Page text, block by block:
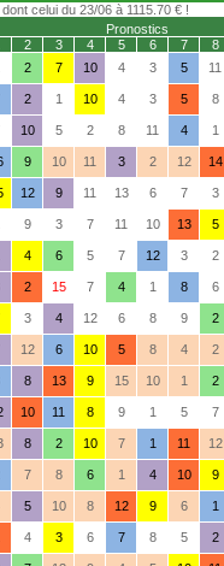
celui du 23/06 à 1115.70 € !
Pronostics
2 3 4 5 6 7 8
2 7 10 4 3 5 11
2 1 10 4 3 5 8
10 5 2 8 11 4 1
9 10 11 3 2 12 14
12 9 11 13 6 7 3
9 3 7 11 10 13 5
4 6 5 7 12 3 2
2 15 7 4 1 8 6
3 4 12 6 8 9 2
12 6 10 5 8 4 2
8 13 9 15 10 1 2
10 11 8 9 1 5 7
8 2 10 7 1 11 12
7 8 6 1 4 10 9
5 10 8 12 9 6 1
4 3 6 7 8 5 2